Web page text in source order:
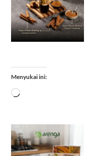
Menyukai ini:
Memuat...